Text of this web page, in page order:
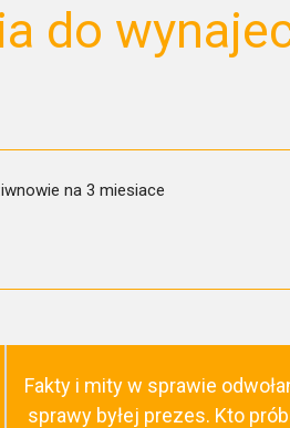
do
na 3 miesiace
Fakty i mity w sprawie
sprawy byłej prezes. Kto